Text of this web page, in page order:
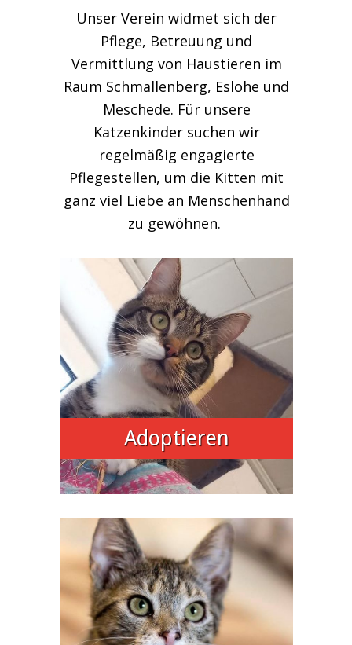
Unser Verein widmet sich der
Pflege, Betreuung und
Vermittlung von Haustieren im
Raum Schmallenberg, Eslohe und
Meschede. Für unsere
Katzenkinder suchen wir
regelmäßig engagierte
Pflegestellen, um die Kitten mit
ganz viel Liebe an Menschenhand
zu gewöhnen.
Adoptieren